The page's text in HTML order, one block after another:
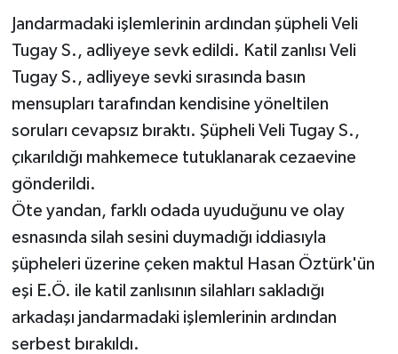
Jandarmadaki işlemlerinin ardından şüpheli Veli
Tugay S., adliyeye sevk edildi. Katil zanlısı Veli
Tugay S., adliyeye sevki sırasında basın
mensupları tarafından kendisine yöneltilen
soruları cevapsız bıraktı. Şüpheli Veli Tugay S.,
çıkarıldığı mahkemece tutuklanarak cezaevine
gönderildi.
Öte yandan, farklı odada uyuduğunu ve olay
esnasında silah sesini duymadığı iddiasıyla
şüpheleri üzerine çeken maktul Hasan Öztürk'ün
eşi E.Ö. ile katil zanlısının silahları sakladığı
arkadaşı jandarmadaki işlemlerinin ardından
serbest bırakıldı.